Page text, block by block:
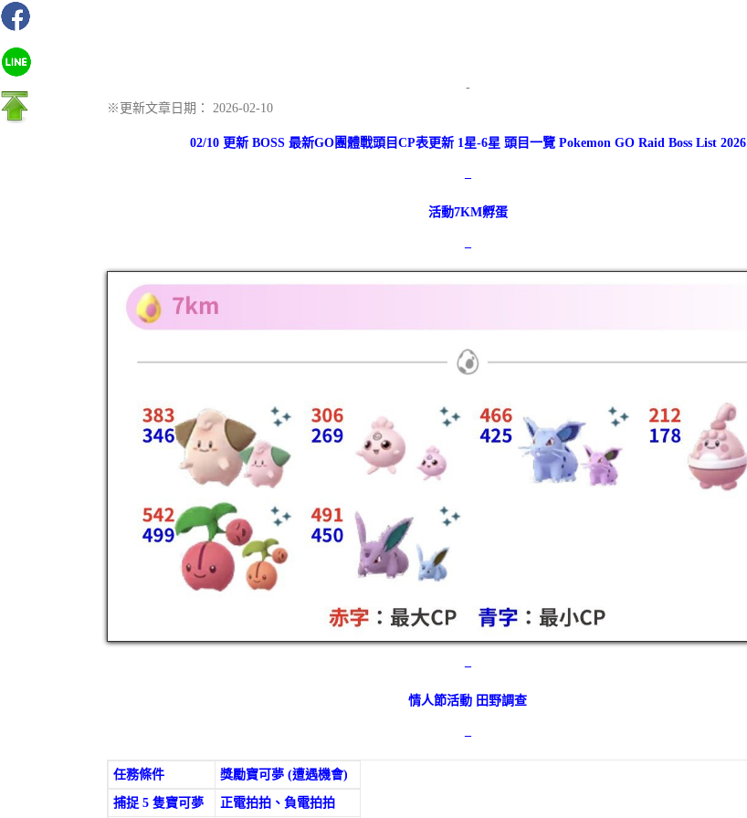
-
※更新文章日期： 2026-02-10
02/10 更新 BOSS 最新GO團體戰頭目CP表更新 1星-6星 頭目一覽 Pokemon GO Raid Boss List 2026
–
活動7KM孵蛋
–
–
情人節活動 田野調查
–
任務條件 獎勵寶可夢 (遭遇機會)
捕捉 5 隻寶可夢 正電拍拍、負電拍拍